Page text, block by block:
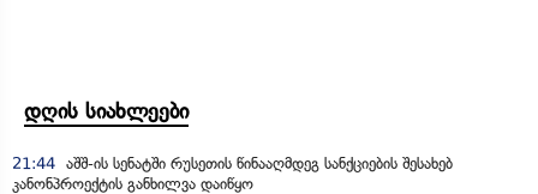
დღის სიახლეები
21:44 აშშ-ის სენატში რუსეთის წინააღმდეგ სანქციების შესახებ
კანონპროექტის განხილვა დაიწყო